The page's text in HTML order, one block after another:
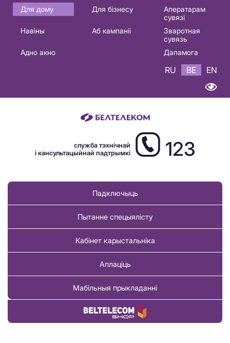
Основная
навигация
Для дому Для бізнесу
Аператарам
сувязі
Навіны
Аб кампаніі
Зваротная
сувязь
Адно акно
Дапамога
RU BE EN
служба тэхнічнай
і кансультацыйнай падтрымкі
123
Падключыць
Пытанне спецыялісту
Кабінет карыстальніка
Аплаціць
Мабільныя прыкладанні
Купіць тавар